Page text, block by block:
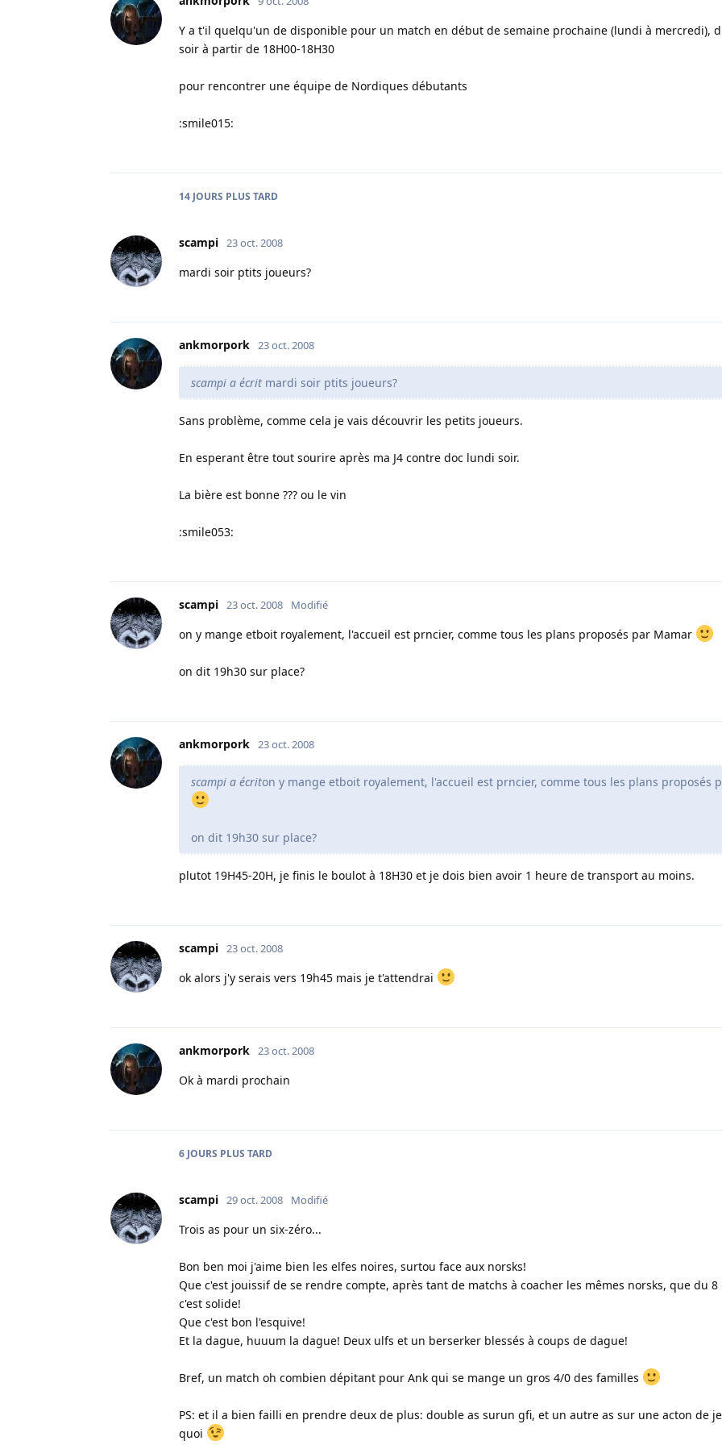
Y a t'il quelqu'un de disponible pour un match en début de semaine prochaine (lundi à mercredi),
soir à partir de 18H00-18H30
pour rencontrer une équipe de Nordiques débutants
:smile015:
14 JOURS PLUS TARD
scampi 23 oct. 2008
mardi soir ptits joueurs?
ankmorpork 23 oct. 2008
scampi a écrit mardi soir ptits joueurs?
Sans problème, comme cela je vais découvrir les petits joueurs.
En esperant être tout sourire après ma J4 contre doc lundi soir.
La bière est bonne ??? ou le vin
:smile053:
scampi 23 oct. 2008 Modifié
on y mange etboit royalement, l'accueil est prncier, comme tous les plans proposés par Mamar
on dit 19h30 sur place?
ankmorpork 23 oct. 2008
scampi a écriton y mange etboit royalement, l'accueil est prncier, comme tous les plans proposés
on dit 19h30 sur place?
plutot 19H45-20H, je finis le boulot à 18H30 et je dois bien avoir 1 heure de transport au moins.
scampi 23 oct. 2008
ok alors j'y serais vers 19h45 mais je t'attendrai
ankmorpork 23 oct. 2008
Ok à mardi prochain
6 JOURS PLUS TARD
scampi 29 oct. 2008 Modifié
Trois as pour un six-zéro...
Bon ben moi j'aime bien les elfes noires, surtou face aux norsks!
Que c'est jouissif de se rendre compte, après tant de matchs à coacher les mêmes norsks, que du
c'est solide!
Que c'est bon l'esquive!
Et la dague, huuum la dague! Deux ulfs et un berserker blessés à coups de dague!
Bref, un match oh combien dépitant pour Ank qui se mange un gros 4/0 des familles
PS: et il a bien failli en prendre deux de plus: double as surun gfi, et un autre as sur une acton de
quoi